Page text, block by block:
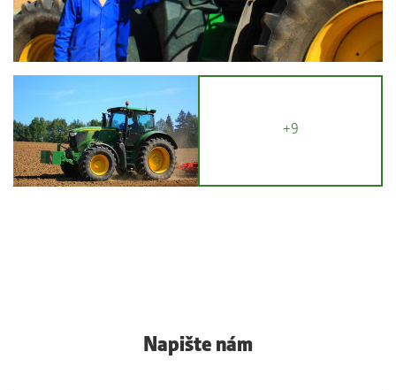
+9
Napište nám